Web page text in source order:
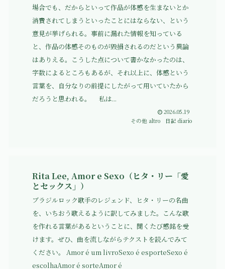
場合でも、だからといって作品が体感を生まないとか
消費されてしまうといったことにはならない、という
意見が挙げられる。事前に漏れた情報を知っている
と、作品の体感そのものが毀損されるのだという異論
はありえる。こうした点について書かなかったのは、
字数によるところもあるが、それ以上に、体感という
言葉を、自分なりの前提にしたがって用いていたから
だろうと思われる。 私は...
2026.05.19
その他 altro
日記 diario
Rita Lee, Amor e Sexo（ヒタ・リー「愛
とセックス」）
ブラジルロック歌手のレジェンド、ヒタ・リーの名曲
を、いちおう歌えるように訳してみました。こんな歌
を作れる言葉があるということに、聞くたび感銘を受
けます。ぜひ、曲を流しながらテクストを読んでみて
ください。 Amor é um livroSexo é esporteSexo é
escolhaAmor é sorteAmor é